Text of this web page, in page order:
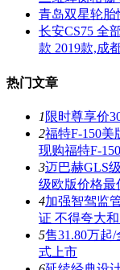
青岛双星轮胎
长安CS75 全
款 2019款,成
热门文章
1 限时尊享价
2福特F-150美
现购福特F-
3迈巴赫GLS
级欧版价格最
4加强智驾监
证 不得夸大
5售31.80万起
式上市